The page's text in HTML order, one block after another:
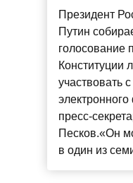
Президент
Путин
голосование
Конституции
участвовать
пресс-
Песков.«Он
в один из